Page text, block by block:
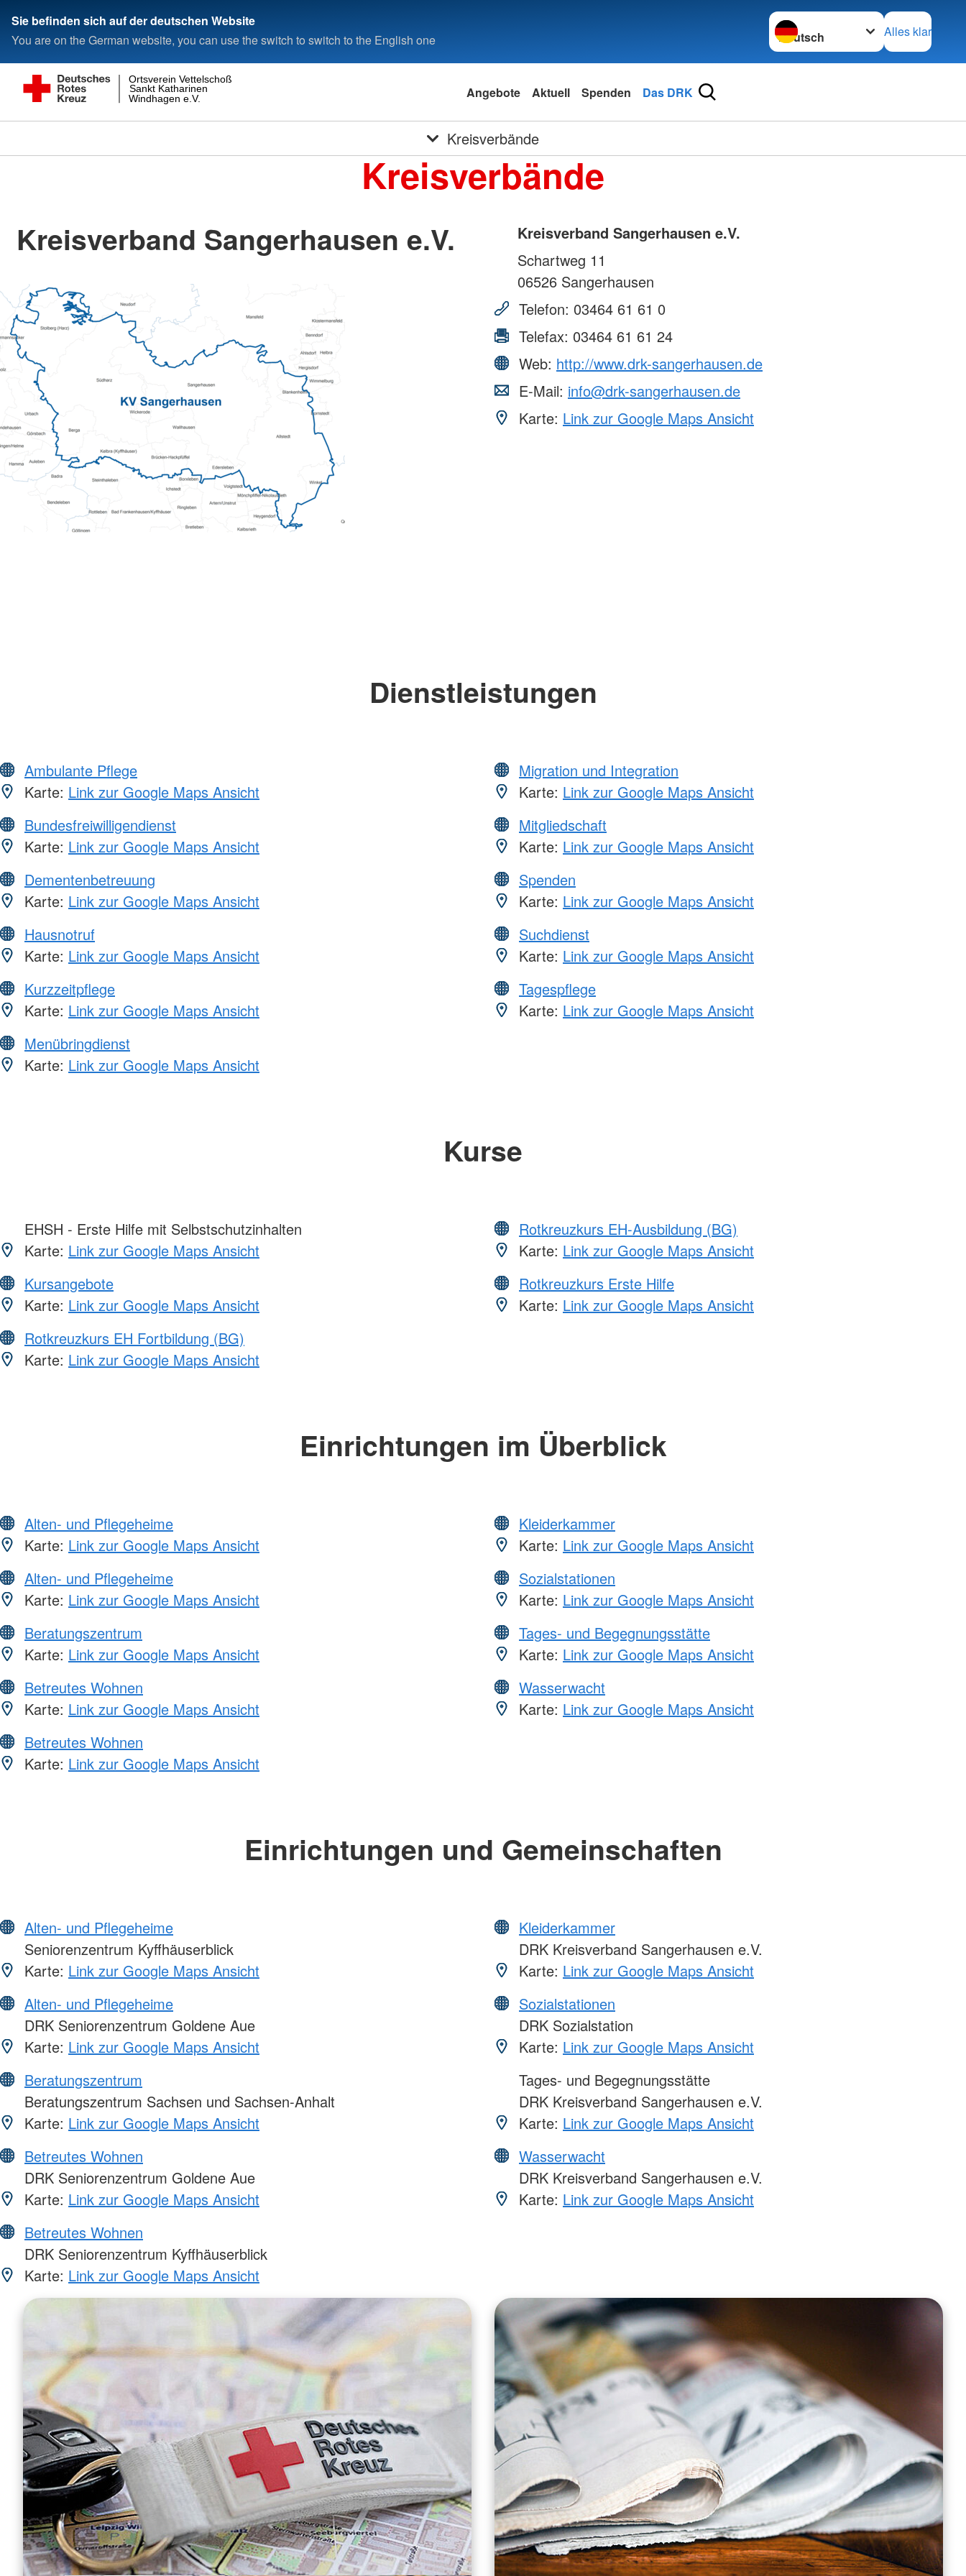
Sie befinden sich auf der deutschen Website
You are on the German website, you can use the switch to switch to the English one
Sprache wechseln zu
Alles klar
Windhagen e.V.
Sankt Katharinen
Ortsverein Vettelschoß
Angebote Aktuell Spenden Das DRK
Kreisverbände
Kreisverbände
Kreisverband Sangerhausen e.V.
Kreisverband Sangerhausen e.V.
Schartweg 11
06526 Sangerhausen
Telefon: 03464 61 61 0
Telefax: 03464 61 61 24
Web: http://www.drk-sangerhausen.de
E-Mail: info@drk-sangerhausen.de
Karte: Link zur Google Maps Ansicht
Dienstleistungen
Ambulante Pflege
Karte: Link zur Google Maps Ansicht
Bundesfreiwilligendienst
Karte: Link zur Google Maps Ansicht
Dementenbetreuung
Karte: Link zur Google Maps Ansicht
Hausnotruf
Karte: Link zur Google Maps Ansicht
Kurzzeitpflege
Karte: Link zur Google Maps Ansicht
Menübringdienst
Karte: Link zur Google Maps Ansicht
Migration und Integration
Karte: Link zur Google Maps Ansicht
Mitgliedschaft
Karte: Link zur Google Maps Ansicht
Spenden
Karte: Link zur Google Maps Ansicht
Suchdienst
Karte: Link zur Google Maps Ansicht
Tagespflege
Karte: Link zur Google Maps Ansicht
Kurse
EHSH - Erste Hilfe mit Selbstschutzinhalten
Karte: Link zur Google Maps Ansicht
Kursangebote
Karte: Link zur Google Maps Ansicht
Rotkreuzkurs EH Fortbildung (BG)
Karte: Link zur Google Maps Ansicht
Rotkreuzkurs EH-Ausbildung (BG)
Karte: Link zur Google Maps Ansicht
Rotkreuzkurs Erste Hilfe
Karte: Link zur Google Maps Ansicht
Einrichtungen im Überblick
Alten- und Pflegeheime
Karte: Link zur Google Maps Ansicht
Alten- und Pflegeheime
Karte: Link zur Google Maps Ansicht
Beratungszentrum
Karte: Link zur Google Maps Ansicht
Betreutes Wohnen
Karte: Link zur Google Maps Ansicht
Betreutes Wohnen
Karte: Link zur Google Maps Ansicht
Kleiderkammer
Karte: Link zur Google Maps Ansicht
Sozialstationen
Karte: Link zur Google Maps Ansicht
Tages- und Begegnungsstätte
Karte: Link zur Google Maps Ansicht
Wasserwacht
Karte: Link zur Google Maps Ansicht
Einrichtungen und Gemeinschaften
Alten- und Pflegeheime
Seniorenzentrum Kyffhäuserblick
Karte: Link zur Google Maps Ansicht
Alten- und Pflegeheime
DRK Seniorenzentrum Goldene Aue
Karte: Link zur Google Maps Ansicht
Beratungszentrum
Beratungszentrum Sachsen und Sachsen-Anhalt
Karte: Link zur Google Maps Ansicht
Betreutes Wohnen
DRK Seniorenzentrum Goldene Aue
Karte: Link zur Google Maps Ansicht
Betreutes Wohnen
DRK Seniorenzentrum Kyffhäuserblick
Karte: Link zur Google Maps Ansicht
Kleiderkammer
DRK Kreisverband Sangerhausen e.V.
Karte: Link zur Google Maps Ansicht
Sozialstationen
DRK Sozialstation
Karte: Link zur Google Maps Ansicht
Tages- und Begegnungsstätte
DRK Kreisverband Sangerhausen e.V.
Karte: Link zur Google Maps Ansicht
Wasserwacht
DRK Kreisverband Sangerhausen e.V.
Karte: Link zur Google Maps Ansicht